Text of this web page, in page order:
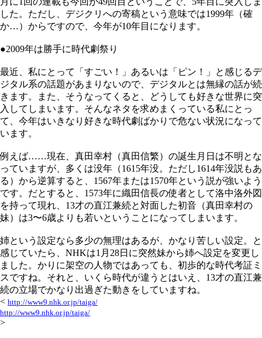
した。ただし、デジクリへの寄稿という意味では1999年（確
か…）からですので、今年が10年目になります。
●2009年は勝手に時代劇祭り
最近、私にとって「すごい！」あるいは「ピン！」と感じるデ
ジタル系の話題があまりないので、デジタルとは無縁の話が続
きます。また、そうなってくると、どうしても好きな世界に突
入してしまいます。そんなネタを求めまくっている私にとっ
て、今年はいきなり好きな時代劇ばかりで危ない状況になって
います。
例えば……現在、真田幸村（真田信繁）の誕生月日は不明とな
っていますが、多くは没年（1615年没。ただし1614年没説もあ
る）から逆算すると、1567年または1570年という説が強いよう
です。だとすると、1573年に織田信長の使者として洛中洛外図
を持って現れ、13才の直江兼続と対面した初音（真田幸村の
妹）は3〜6歳よりも若いということになってしまいます。
姉という設定なら多少の無理はあるが、かなり苦しい設定。と
感じていたら、NHKは1月28日に突然妹から姉へ設定を変更し
ました。かりに架空の人物ではあっても、初歩的な時代考証ミ
スですね。それと、いくら時代が違うとはいえ、13才の直江兼
続の立場でかなり出過ぎた動きをしていますね。
< http://www9.nhk.or.jp/taiga/
http://www9.nhk.or.jp/taiga/
>